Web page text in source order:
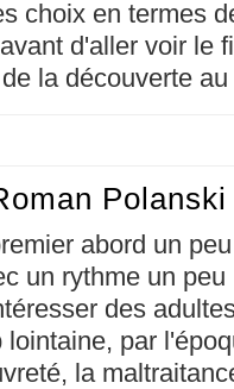
choix en termes
d'aller voir le
la découverte
Polanski
abord un
un rythme un
des
par
la